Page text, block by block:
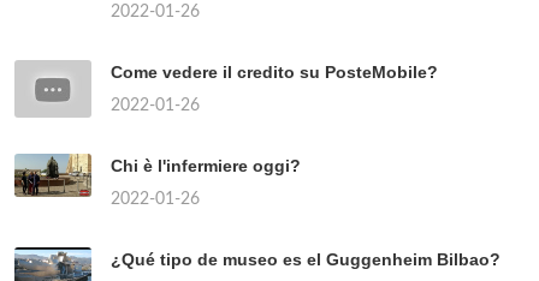
2022-01-26
Come vedere il credito su PosteMobile?
2022-01-26
Chi è l'infermiere oggi?
2022-01-26
¿Qué tipo de museo es el Guggenheim Bilbao?